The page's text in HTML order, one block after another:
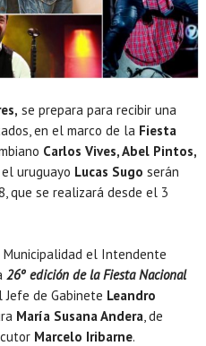
se prepara para recibir una
en el marco de la Fiesta
Carlos Vives, Abel Pintos,
uruguayo Lucas Sugo serán
que se realizará desde el 3
el Intendente
26º edición de la Fiesta Nacional
Jefe de Gabinete Leandro
María Susana Andera , de
Marcelo Iribarne.